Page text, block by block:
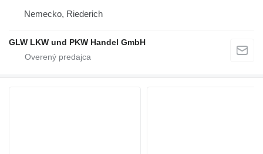
Nemecko, Riederich
GLW LKW und PKW Handel GmbH